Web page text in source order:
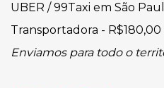
UBER / 99Taxi em São
Transportadora - R$180,00
Enviamos para todo o